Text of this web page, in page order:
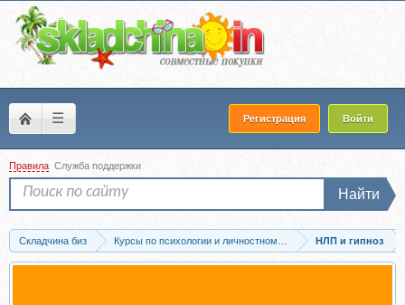
☰ Регистрация Войти
Правила Служба поддержки
Найти
Складчина биз Курсы по психологии и личностному развитиюНЛП и гипноз
Скачать Аудио гипноз от страха публичных выступлений - глоссофобия (Елена...